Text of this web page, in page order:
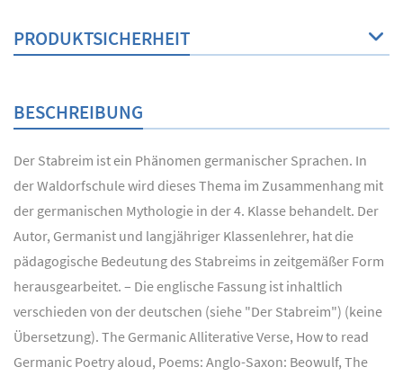
PRODUKTSICHERHEIT
BESCHREIBUNG
Der Stabreim ist ein Phänomen germanischer Sprachen. In
der Waldorfschule wird dieses Thema im Zusammenhang mit
der germanischen Mythologie in der 4. Klasse behandelt. Der
Autor, Germanist und langjähriger Klassenlehrer, hat die
pädagogische Bedeutung des Stabreims in zeitgemäßer Form
herausgearbeitet. – Die englische Fassung ist inhaltlich
verschieden von der deutschen (siehe "Der Stabreim") (keine
Übersetzung). The Germanic Alliterative Verse, How to read
Germanic Poetry aloud, Poems: Anglo-Saxon: Beowulf, The